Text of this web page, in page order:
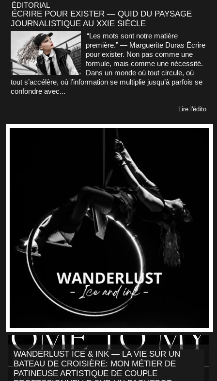
ÉDITORIAL
ÉCRIRE POUR EXISTER — QUID DU PAYSAGE
JOURNALISTIQUE AU XXIE SIÈCLE
“Les mots sont notre matière
première.” — Marguerite Duras Écrire
pour exister. Non pas comme une
formule, mais comme une nécessité.
Dans un monde où tout circule, où
tout s’accélère, où l’information se multiplie jusqu’à parfois se
confondre avec...
Lire l'édito
WANDERLUST ICE & INK — LA VIE SUR UN
BATEAU DE CROISIÈRE: MON MÉTIER DE
PATINEUSE ARTISTIQUE DE COUPLE